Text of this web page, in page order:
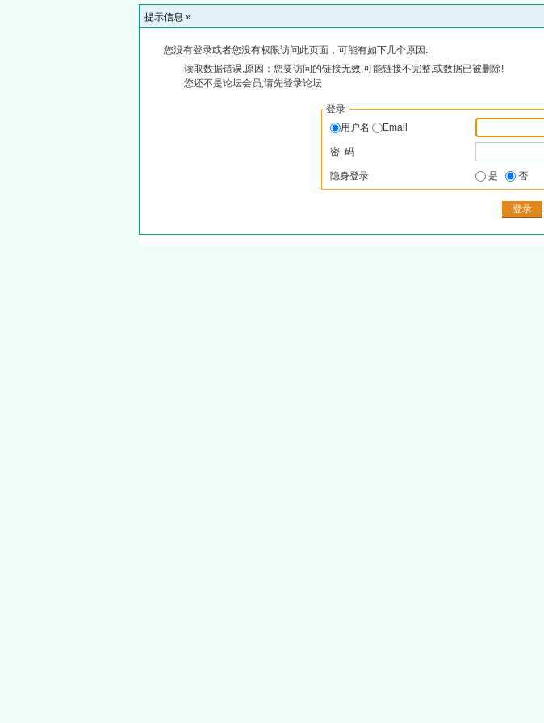
提示信息 »
您没有登录或者您没有权限访问此页面，可能有如下几个原因:
读取数据错误,原因：您要访问的链接无效,可能链接不完整,或数据已被删除!
您还不是论坛会员,请先登录论坛
登录
用户名
Email
密 码
隐身登录 是 否